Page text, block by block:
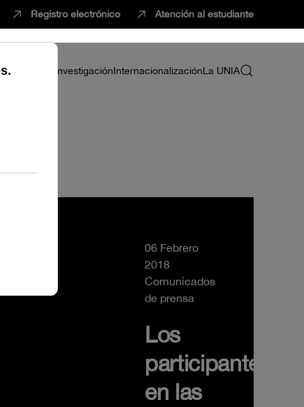
Registro electrónico Atención al estudiante
Profesorado InvestigaciónInternacionalizaciónLa UNIA
06 Febrero
2018
Comunicados
de prensa
Los
participantes
en las